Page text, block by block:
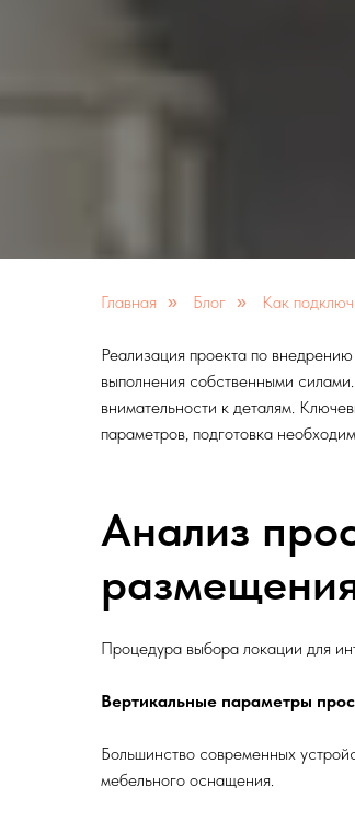
Главная » Блог » Как
Реализация проекта по
выполнения собственными
внимательности к деталям.
параметров, подготовка
Анализ
Процедура выбора локации для
Вертикальные параметры
Большинство современных
мебельного оснащения.